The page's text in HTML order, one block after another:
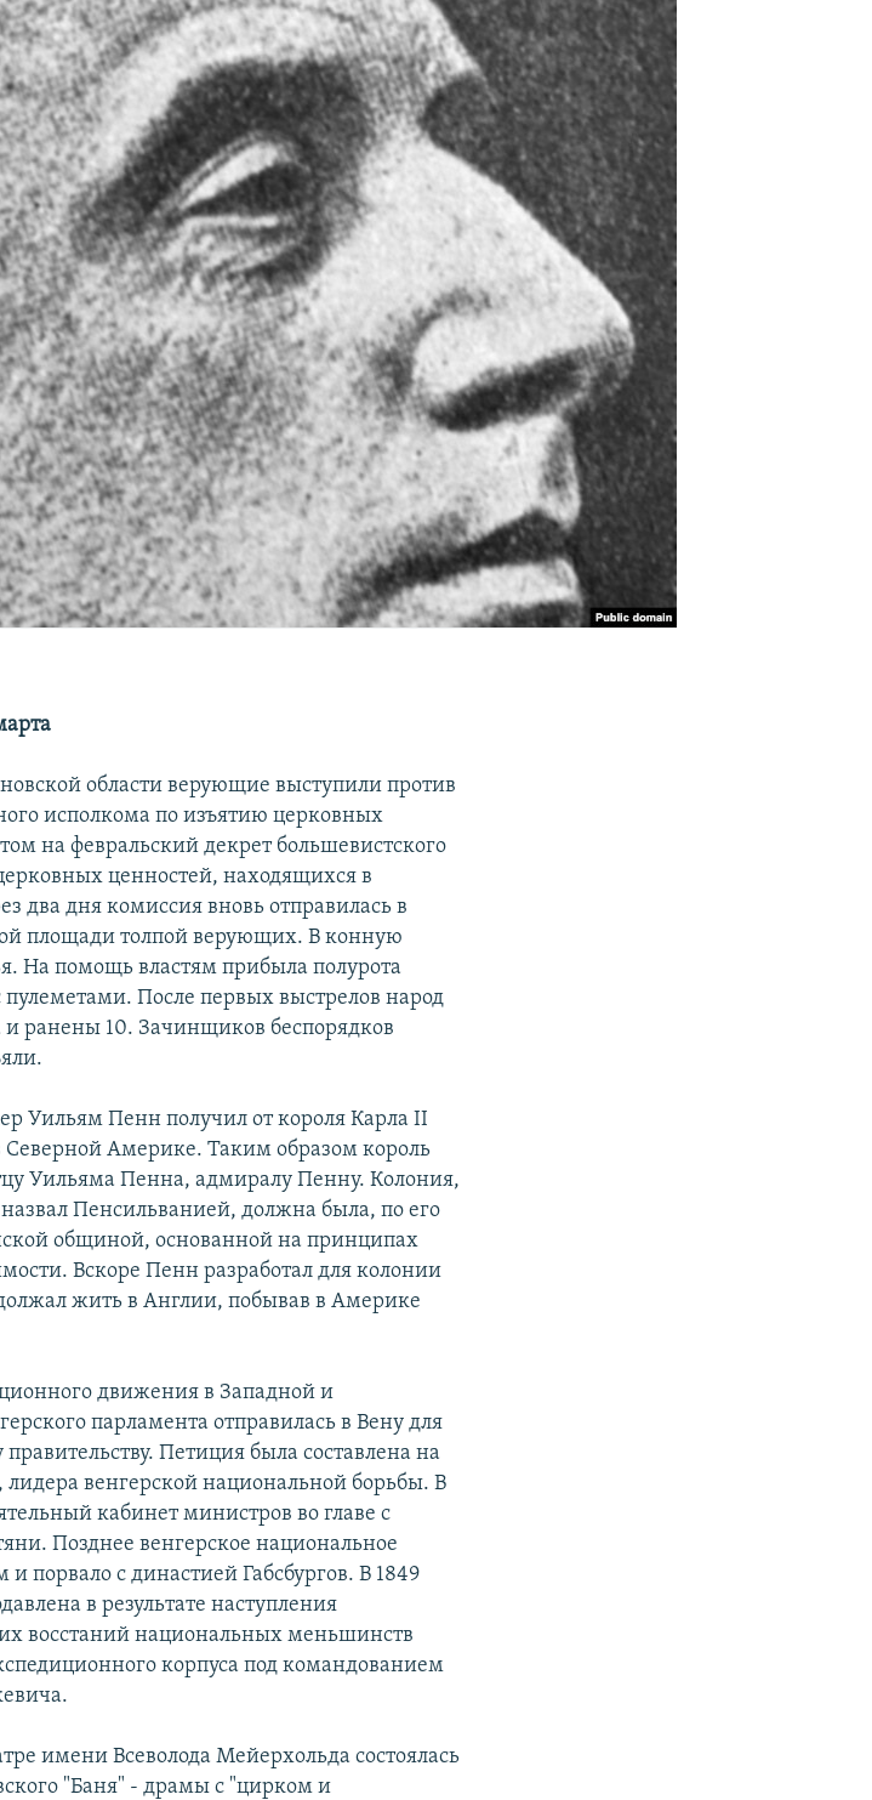
области верующие выступили против
исполкома по изъятию церковных
на февральский декрет большевистского
ценностей, находящихся в
два дня комиссия вновь отправилась в
площади толпой верующих. В конную
На помощь властям прибыла полурота
пулеметами. После первых выстрелов народ
ранены 10. Зачинщиков беспорядков
Уильям Пенн получил от короля Карла II
Америке. Таким образом король
Уильяма Пенна, адмиралу Пенну. Колония,
Пенсильванией, должна была, по его
общиной, основанной на принципах
Вскоре Пенн разработал для колонии
жить в Англии, побывав в Америке
движения в Западной и
парламента отправилась в Вену для
Петиция была составлена на
венгерской национальной борьбы. В
кабинет министров во главе с
Позднее венгерское национальное
порвало с династией Габсбургов. В 1849
в результате наступления
восстаний национальных меньшинств
корпуса под командованием
имени Всеволода Мейерхольда состоялась
"Баня" - драмы с "цирком и